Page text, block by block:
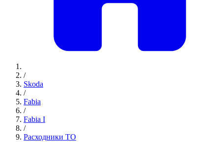
/
Skoda
/
Fabia
/
Fabia I
/
Расходники ТО